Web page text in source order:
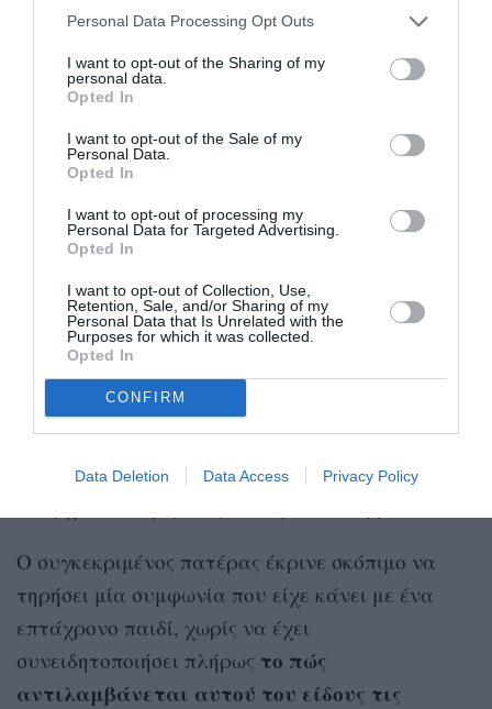
Personal Data Processing Opt Outs
I want to opt-out of the Sharing of my
personal data.
Opted In
I want to opt-out of the Sale of my
Personal Data.
Opted In
I want to opt-out of processing my
Personal Data for Targeted Advertising.
Opted In
I want to opt-out of Collection, Use,
Retention, Sale, and/or Sharing of my
Personal Data that Is Unrelated with the
Purposes for which it was collected.
Opted In
CONFIRM
Data Deletion Data Access Privacy Policy
προκαλέσει ψυχικό τραύμα.
Η απάντησή του σε αυτό ήταν«δεν περιμένω
να είναι αυτοεξυπηρετείται σε όλα, αλλά
χρειάζεται τουλάχιστον να προσπαθεί».
Ο ίδιος επιμένει ότι έφτασε σε αυτό το σημείο
γιατί δεν γινόταν αλλιώς, ωστόσο ο
αντίλογος
είναι πολύ ισχυρός.
Πράγματι, τα παιδιά πολλές φορές δεν θέλουν
να χτενίσουν τα μαλλιά τους ή να πλύνουν τα
δόντια τους και οι γονείς πρέπει να βρίσκονται
δίπλα τους διαρκώς για να τους το
υπενθυμίζουν ή να τα αναγκάζουν με κάποιο
τρόπο να μαθαίνουν νέες συνήθειες. Όμως
Ο συγκεκριμένος πατέρας έκρινε σκόπιμο να
τηρήσει μία συμφωνία που είχε κάνει με ένα
επτάχρονο παιδί, χωρίς να έχει
συνειδητοποιήσει πλήρως το πώς
αντιλαμβάνεται αυτού του είδους τις